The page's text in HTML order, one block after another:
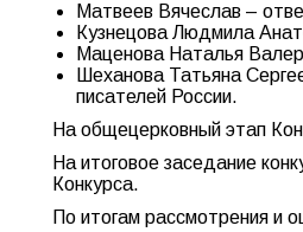
Матвеев Вячеслав –
Кузнецова Людмила
Маценова Наталья
Шеханова Татьяна
писателей России.
На общецерковный этап
На итоговое заседание
Конкурса.
По итогам рассмотрения и